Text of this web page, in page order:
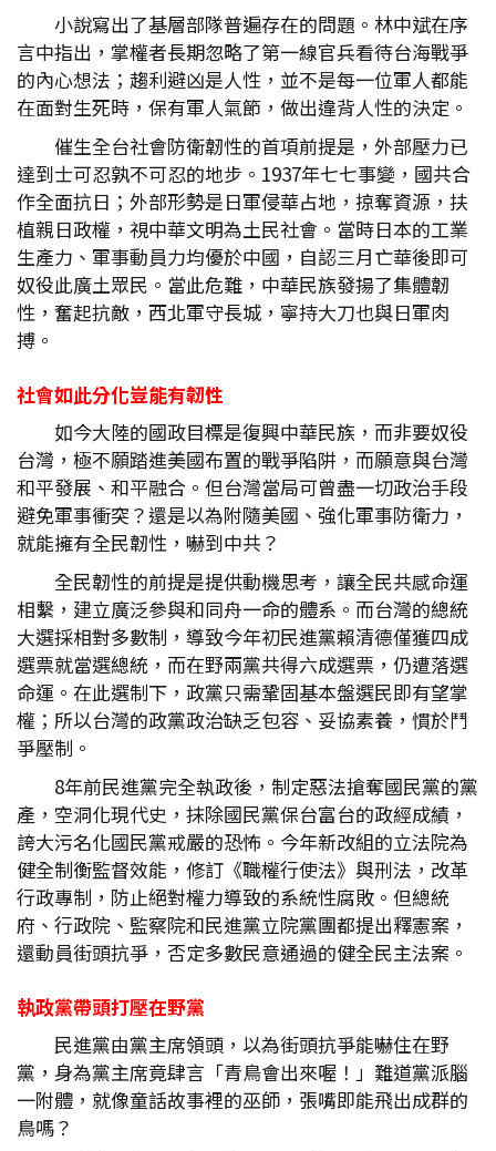
小說寫出了基層部隊普遍存在的問題。林中斌在序
言中指出，掌權者長期忽略了第一線官兵看待台海戰爭
的內心想法；趨利避凶是人性，並不是每一位軍人都能
在面對生死時，保有軍人氣節，做出違背人性的決定。
催生全台社會防衛韌性的首項前提是，外部壓力已
達到士可忍孰不可忍的地步。1937年七七事變，國共合
作全面抗日；外部形勢是日軍侵華占地，掠奪資源，扶
植親日政權，視中華文明為土民社會。當時日本的工業
生產力、軍事動員力均優於中國，自認三月亡華後即可
奴役此廣土眾民。當此危難，中華民族發揚了集體韌
性，奮起抗敵，西北軍守長城，寧持大刀也與日軍肉
搏。
社會如此分化豈能有韌性
如今大陸的國政目標是復興中華民族，而非要奴役
台灣，極不願踏進美國布置的戰爭陷阱，而願意與台灣
和平發展、和平融合。但台灣當局可曾盡一切政治手段
避免軍事衝突？還是以為附隨美國、強化軍事防衛力，
就能擁有全民韌性，嚇到中共？
全民韌性的前提是提供動機思考，讓全民共感命運
相繫，建立廣泛參與和同舟一命的體系。而台灣的總統
大選採相對多數制，導致今年初民進黨賴清德僅獲四成
選票就當選總統，而在野兩黨共得六成選票，仍遭落選
命運。在此選制下，政黨只需鞏固基本盤選民即有望掌
權；所以台灣的政黨政治缺乏包容、妥協素養，慣於鬥
爭壓制。
8年前民進黨完全執政後，制定惡法搶奪國民黨的黨
產，空洞化現代史，抹除國民黨保台富台的政經成績，
誇大污名化國民黨戒嚴的恐怖。今年新改組的立法院為
健全制衡監督效能，修訂《職權行使法》與刑法，改革
行政專制，防止絕對權力導致的系統性腐敗。但總統
府、行政院、監察院和民進黨立院黨團都提出釋憲案，
還動員街頭抗爭，否定多數民意通過的健全民主法案。
執政黨帶頭打壓在野黨
民進黨由黨主席領頭，以為街頭抗爭能嚇住在野
黨，身為黨主席竟肆言「青鳥會出來喔！」難道黨派腦
一附體，就像童話故事裡的巫師，張嘴即能飛出成群的
鳥嗎？